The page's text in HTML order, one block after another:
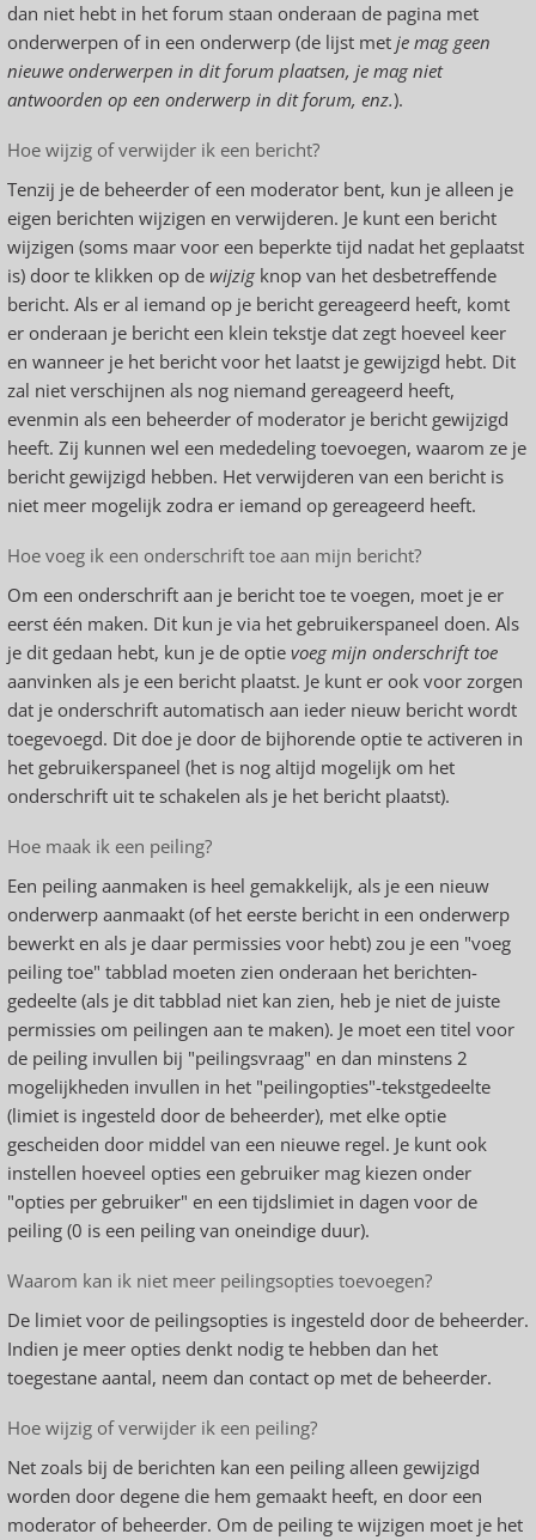
dan niet hebt in het forum staan onderaan de pagina met
onderwerpen of in een onderwerp (de lijst met je mag geen
nieuwe onderwerpen in dit forum plaatsen, je mag niet
antwoorden op een onderwerp in dit forum, enz.).
Hoe wijzig of verwijder ik een bericht?
Tenzij je de beheerder of een moderator bent, kun je alleen je
eigen berichten wijzigen en verwijderen. Je kunt een bericht
wijzigen (soms maar voor een beperkte tijd nadat het geplaatst
is) door te klikken op de wijzig knop van het desbetreffende
bericht. Als er al iemand op je bericht gereageerd heeft, komt
er onderaan je bericht een klein tekstje dat zegt hoeveel keer
en wanneer je het bericht voor het laatst je gewijzigd hebt. Dit
zal niet verschijnen als nog niemand gereageerd heeft,
evenmin als een beheerder of moderator je bericht gewijzigd
heeft. Zij kunnen wel een mededeling toevoegen, waarom ze je
bericht gewijzigd hebben. Het verwijderen van een bericht is
niet meer mogelijk zodra er iemand op gereageerd heeft.
Hoe voeg ik een onderschrift toe aan mijn bericht?
Om een onderschrift aan je bericht toe te voegen, moet je er
eerst één maken. Dit kun je via het gebruikerspaneel doen. Als
je dit gedaan hebt, kun je de optie voeg mijn onderschrift toe
aanvinken als je een bericht plaatst. Je kunt er ook voor zorgen
dat je onderschrift automatisch aan ieder nieuw bericht wordt
toegevoegd. Dit doe je door de bijhorende optie te activeren in
het gebruikerspaneel (het is nog altijd mogelijk om het
onderschrift uit te schakelen als je het bericht plaatst).
Hoe maak ik een peiling?
Een peiling aanmaken is heel gemakkelijk, als je een nieuw
onderwerp aanmaakt (of het eerste bericht in een onderwerp
bewerkt en als je daar permissies voor hebt) zou je een "voeg
peiling toe" tabblad moeten zien onderaan het berichten-
gedeelte (als je dit tabblad niet kan zien, heb je niet de juiste
permissies om peilingen aan te maken). Je moet een titel voor
de peiling invullen bij "peilingsvraag" en dan minstens 2
mogelijkheden invullen in het "peilingopties"-tekstgedeelte
(limiet is ingesteld door de beheerder), met elke optie
gescheiden door middel van een nieuwe regel. Je kunt ook
instellen hoeveel opties een gebruiker mag kiezen onder
"opties per gebruiker" en een tijdslimiet in dagen voor de
peiling (0 is een peiling van oneindige duur).
Waarom kan ik niet meer peilingsopties toevoegen?
De limiet voor de peilingsopties is ingesteld door de beheerder.
Indien je meer opties denkt nodig te hebben dan het
toegestane aantal, neem dan contact op met de beheerder.
Hoe wijzig of verwijder ik een peiling?
Net zoals bij de berichten kan een peiling alleen gewijzigd
worden door degene die hem gemaakt heeft, en door een
moderator of beheerder. Om de peiling te wijzigen moet je het